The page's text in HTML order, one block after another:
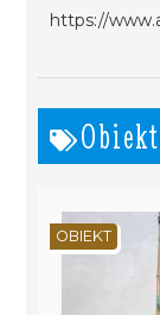
https://
Obiekt
OBIEKT